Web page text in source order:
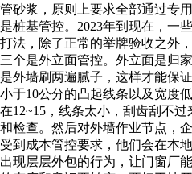
砂浆，原则上要求全部通过专
桩基管控。2023年到现在，
法，除了正常的举牌验收之外
个是外立面管控。外立面是归
外墙刷两遍腻子，这样才能保
于10公分的凸起线条以及宽度
12~15，线条太小，刮齿刮不
检查。然后对外墙作业节点，
到成本管控要求，他们会在本
现层层外包的行为，让门窗厂